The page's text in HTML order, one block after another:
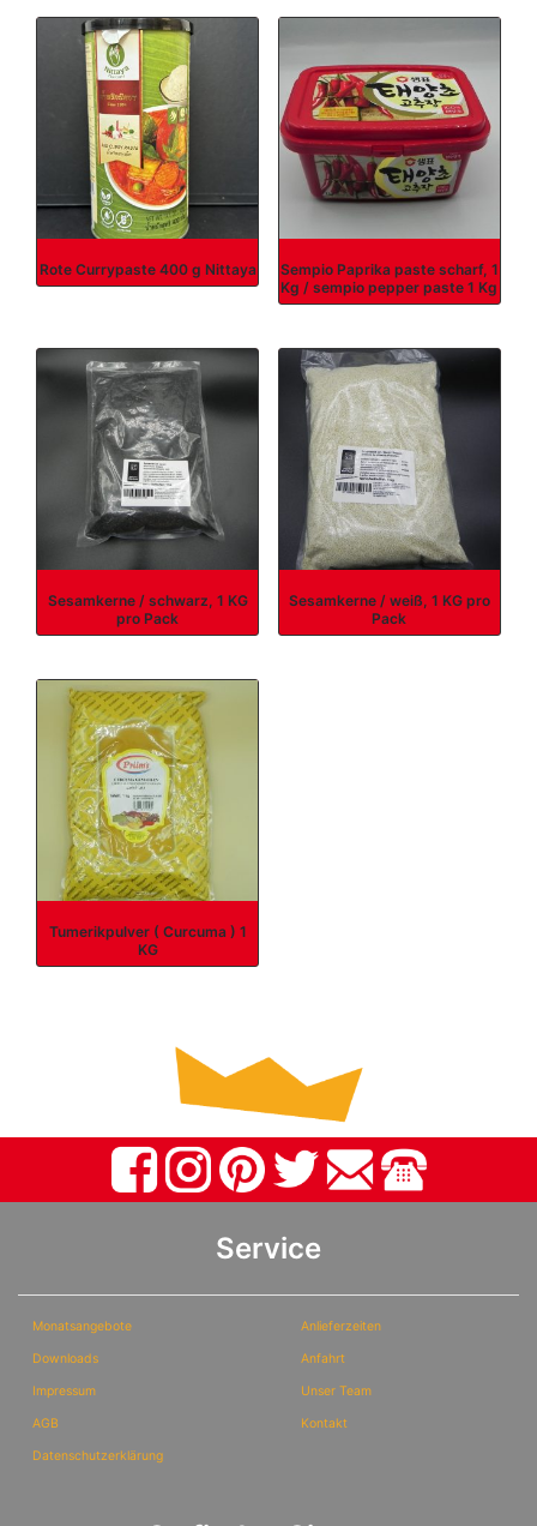
Rote Currypaste 400 g Nittaya
Sempio Paprika paste scharf, 1
Kg / sempio pepper paste 1 Kg
Sesamkerne / schwarz, 1 KG
pro Pack
Sesamkerne / weiß, 1 KG pro
Pack
Tumerikpulver ( Curcuma ) 1
KG
Service
Monatsangebote
Downloads
Impressum
AGB
Datenschutzerklärung
Anlieferzeiten
Anfahrt
Unser Team
Kontakt